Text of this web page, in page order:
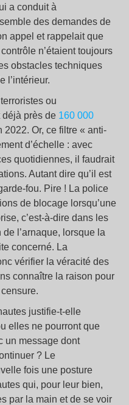
a conduit à
des demandes de
appel et rappelait que
n’étaient toujours
obstacles techniques
l’intérieur.
ou
près de 160 000
Or, ce filtre « anti-
d’échelle : avec
quotidiennes, il faudrait
Autant dire qu’il est
fou. Pire ! La police
de blocage lorsqu’une
c’est-à-dire dans les
l’arnaque, lorsque la
concerné. La
vérifier la véracité des
connaître la raison pour
justifie-t-elle
elles ne pourront que
un message dont
? Le
fois une posture
qui, pour leur bien,
par la main et de se voir